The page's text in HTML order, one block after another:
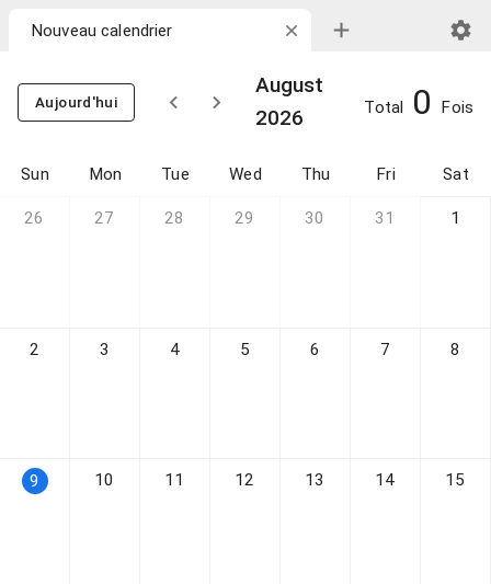
Aujourd'hui
August
2026
Total 0 Fois
Sun Mon Tue Wed Thu Fri Sat
26 27 28 29 30 31 1
2 3 4 5 6 7 8
9 10 11 12 13 14 15